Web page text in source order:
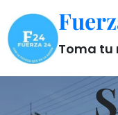
contenidoToma tu